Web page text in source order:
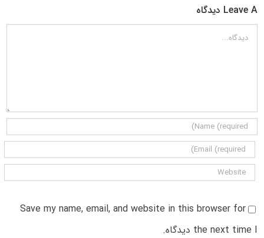
Leave A دیدگاه
دیدگاه
Save my name, email, and website in this browser for
the next time I دیدگاه.